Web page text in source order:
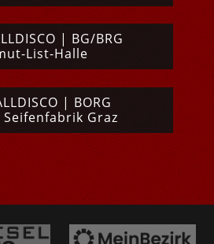
| BG/BRG
List-Halle
| BORG
Graz